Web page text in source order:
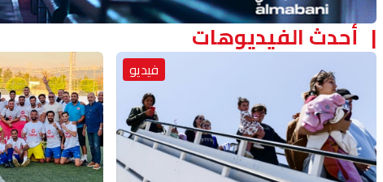
أحدث الفيديوهات
فيديو